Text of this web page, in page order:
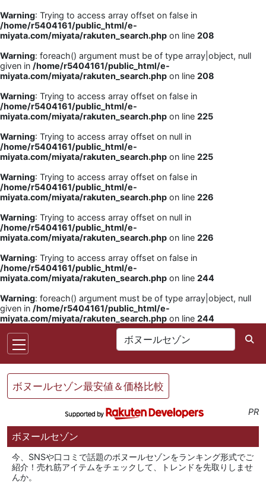
Warning: Trying to access array offset on false in
/home/r5404161/public_html/e-
miyata.com/miyata/rakuten_search.php on line 208
Warning: foreach() argument must be of type array|object, null
given in /home/r5404161/public_html/e-
miyata.com/miyata/rakuten_search.php on line 208
Warning: Trying to access array offset on false in
/home/r5404161/public_html/e-
miyata.com/miyata/rakuten_search.php on line 225
Warning: Trying to access array offset on null in
/home/r5404161/public_html/e-
miyata.com/miyata/rakuten_search.php on line 225
Warning: Trying to access array offset on false in
/home/r5404161/public_html/e-
miyata.com/miyata/rakuten_search.php on line 226
Warning: Trying to access array offset on null in
/home/r5404161/public_html/e-
miyata.com/miyata/rakuten_search.php on line 226
Warning: Trying to access array offset on false in
/home/r5404161/public_html/e-
miyata.com/miyata/rakuten_search.php on line 244
Warning: foreach() argument must be of type array|object, null
given in /home/r5404161/public_html/e-
miyata.com/miyata/rakuten_search.php on line 244
ボヌールセゾン最安値＆価格比較
PR
ボヌールセゾン
今、SNSや口コミで話題のボヌールセゾンをランキング形式でご
紹介！売れ筋アイテムをチェックして、トレンドを先取りしませ
んか。